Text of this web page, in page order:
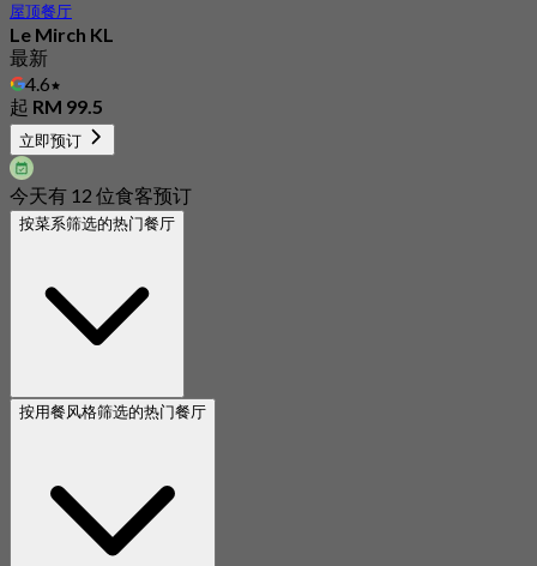
屋顶餐厅
Le Mirch KL
最新
4.6
起 RM 99.5
立即预订
今天有 12 位食客预订
按菜系筛选的热门餐厅
按用餐风格筛选的热门餐厅